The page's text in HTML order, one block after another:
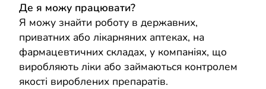
Де я можу працювати?
Я можу знайти роботу в державних,
приватних або лікарняних аптеках, на
фармацевтичних складах, у компаніях, що
виробляють ліки або займаються контролем
якості вироблених препаратів.